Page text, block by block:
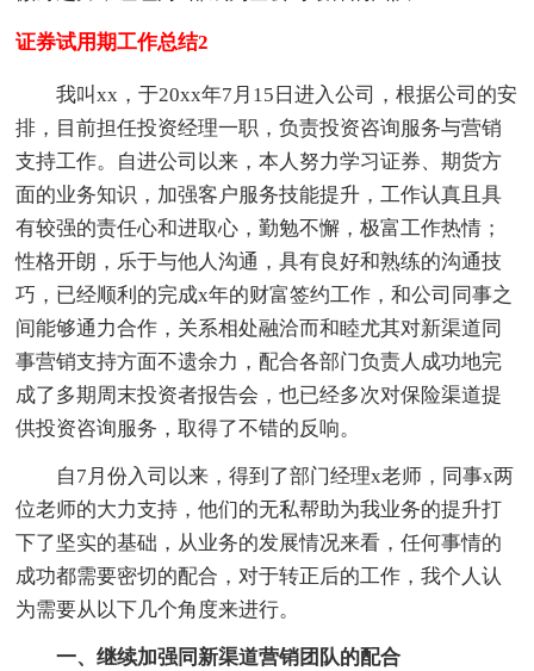
证券试用期工作总结2
我叫xx，于20xx年7月15日进入公司，根据公司的安
排，目前担任投资经理一职，负责投资咨询服务与营销
支持工作。自进公司以来，本人努力学习证券、期货方
面的业务知识，加强客户服务技能提升，工作认真且具
有较强的责任心和进取心，勤勉不懈，极富工作热情；
性格开朗，乐于与他人沟通，具有良好和熟练的沟通技
巧，已经顺利的完成x年的财富签约工作，和公司同事之
间能够通力合作，关系相处融洽而和睦尤其对新渠道同
事营销支持方面不遗余力，配合各部门负责人成功地完
成了多期周末投资者报告会，也已经多次对保险渠道提
供投资咨询服务，取得了不错的反响。
自7月份入司以来，得到了部门经理x老师，同事x两
位老师的大力支持，他们的无私帮助为我业务的提升打
下了坚实的基础，从业务的发展情况来看，任何事情的
成功都需要密切的配合，对于转正后的工作，我个人认
为需要从以下几个角度来进行。
一、继续加强同新渠道营销团队的配合